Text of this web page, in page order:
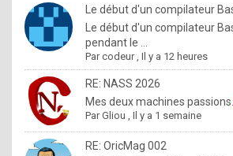
m
a
d
b
y
Le début d'un compilateur
Le début d'un compilateur
pendant le ...
Parcodeur,Il y a 12 heures
RE: NASS 2026
Mes deux machines passions.
ParGliou ,Il y a 1 semaine
RE: OricMag 002